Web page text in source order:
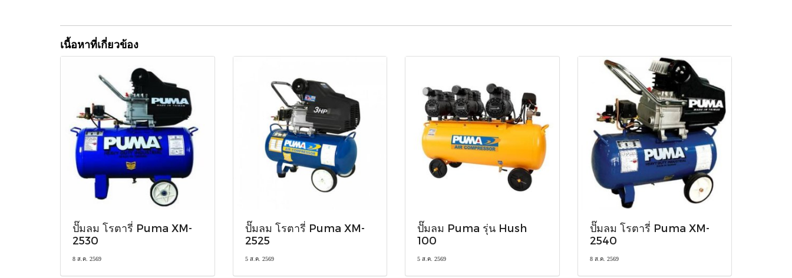
เนื้อหาที่เกี่ยวข้อง
ปั๊มลม โรตารี่ Puma XM-
2530
8 ส.ค. 2569
ปั๊มลม โรตารี่ Puma XM-
2525
5 ส.ค. 2569
ปั๊มลม Puma รุ่น Hush
100
5 ส.ค. 2569
ปั๊มลม โรตารี่ Puma XM-
2540
8 ส.ค. 2569